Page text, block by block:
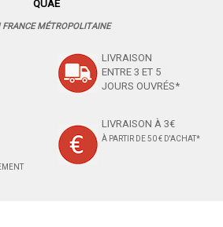
QUAE
FRANCE MÉTROPOLITAINE
LIVRAISON
ENTRE 3 ET 5
JOURS OUVRÉS*
LIVRAISON À 3€
À PARTIR DE 50 € D'ACHAT*